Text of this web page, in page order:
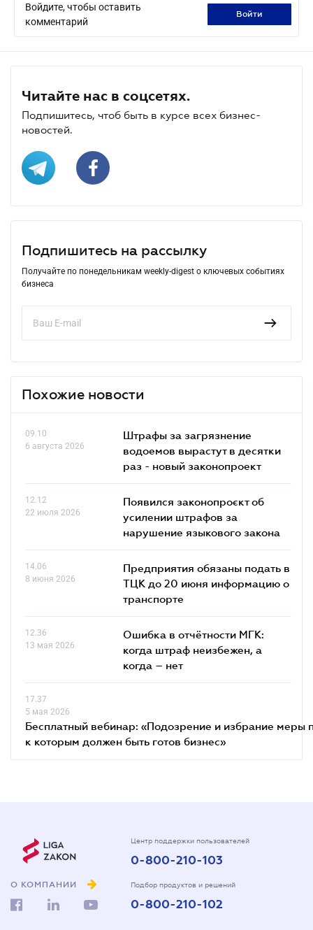
Войдите, чтобы оставить
комментарий
войти
Читайте нас в соцсетях.
Подпишитесь, чтоб быть в курсе всех бизнес-
новостей.
Подпишитесь на рассылку
Получайте по понедельникам weekly-digest о ключевых событиях
бизнеса
Похожие новости
09.10
6 августа 2026
Штрафы за загрязнение
водоемов вырастут в десятки
раз - новый законопроект
12.12
22 июля 2026
Появился законопроєкт об
усилении штрафов за
нарушение языкового закона
14.06
8 июня 2026
Предприятия обязаны подать в
ТЦК до 20 июня информацию о
транспорте
12.36
13 мая 2026
Ошибка в отчётности МГК:
когда штраф неизбежен, а
когда – нет
17.37
5 мая 2026
Бесплатный вебинар: «Подозрение и избрание меры
к которым должен быть готов бизнес»
О КОМПАНИИ
Центр поддержки пользователей
0-800-210-103
Подбор продуктов и решений
0-800-210-102